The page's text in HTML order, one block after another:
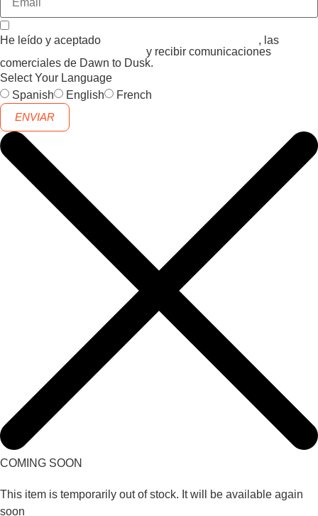
He leído y aceptado
, las
y recibir comunicaciones
comerciales de Dawn to Dusk.
Select Your Language
Spanish
English
French
ENVIAR
COMING SOON
This item is temporarily out of stock. It will be available again
soon